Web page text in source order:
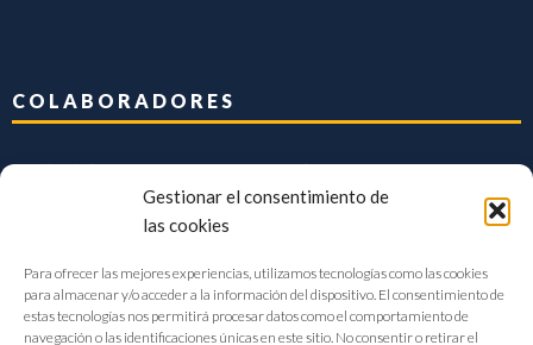
Gestionar el consentimiento de
las cookies
Para ofrecer las mejores experiencias, utilizamos tecnologías como las cookies
para almacenar y/o acceder a la información del dispositivo. El consentimiento de
estas tecnologías nos permitirá procesar datos como el comportamiento de
navegación o las identificaciones únicas en este sitio. No consentir o retirar el
COLABORADORES